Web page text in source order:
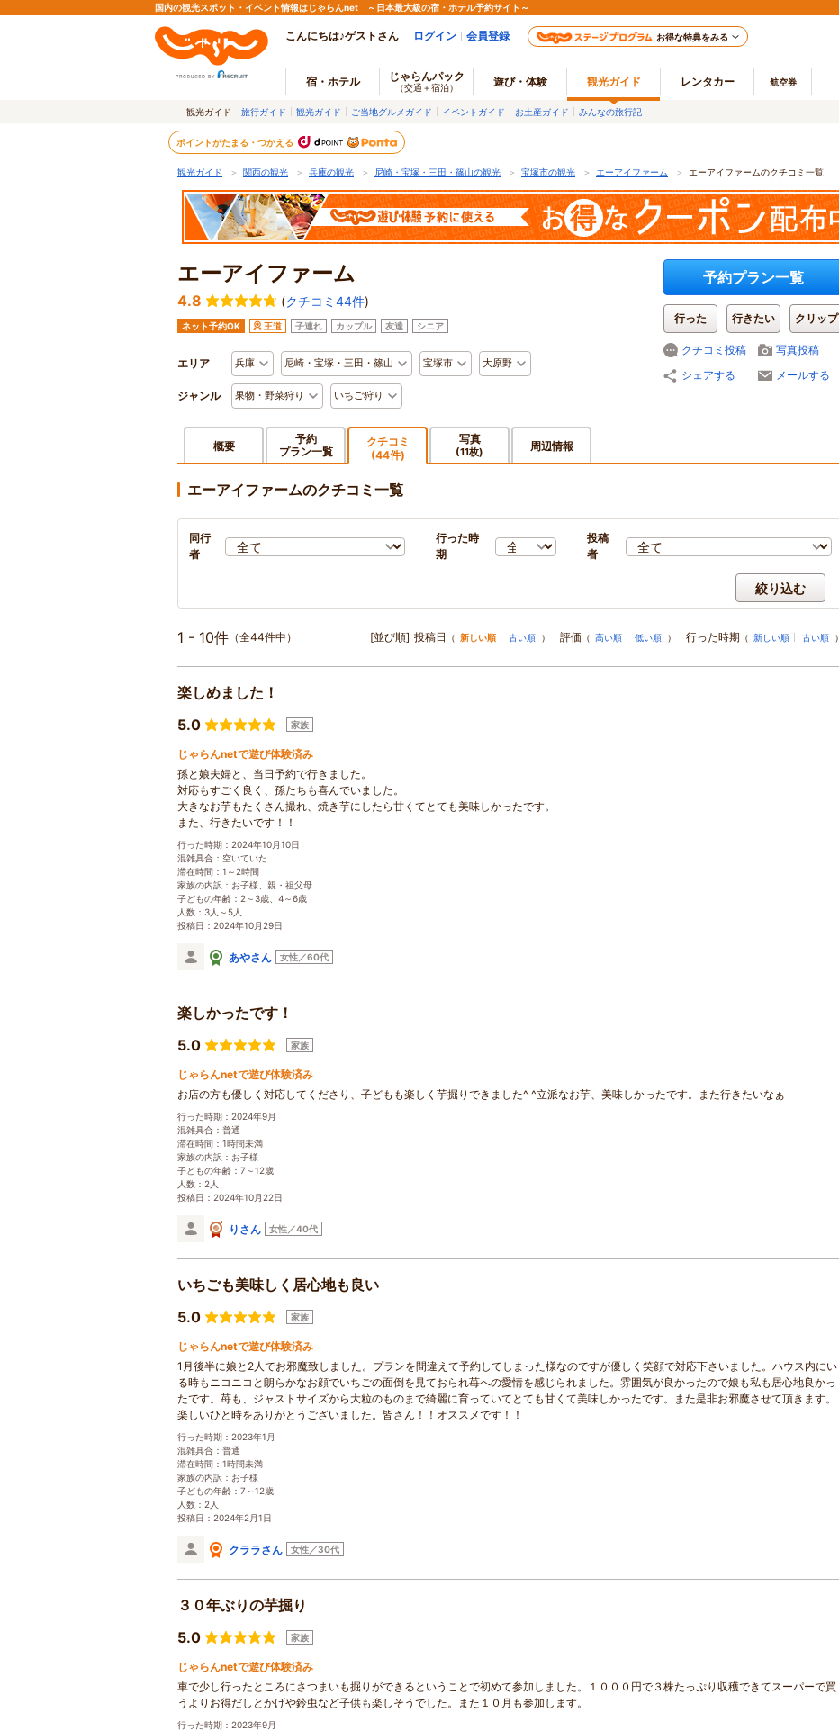
国内の観光スポット・イベント情報はじゃらんnet ～日本最大級の宿・ホテル予約サイト～
こんにちは♪ゲストさん ログイン 会員登録 お得な特典をみる
宿・ホテル じゃらんパック
（交通＋宿泊） 遊び・体験 観光ガイド レンタカー 航空券
観光ガイド 旅行ガイド 観光ガイド ご当地グルメガイド イベントガイド お土産ガイド みんなの旅行記
ポイントがたまる・つかえる
観光ガイド ＞ 関西の観光 ＞ 兵庫の観光 ＞ 尼崎・宝塚・三田・篠山の観光 ＞ 宝塚市の観光 ＞ エーアイファーム ＞ エーアイファームのクチコミ一覧
エーアイファーム
4.8 (クチコミ44件)
ネット予約OK 王道 子連れ カップル 友達 シニア
エリア 兵庫 尼崎・宝塚・三田・篠山 宝塚市 大原野
ジャンル 果物・野菜狩り いちご狩り
予約プラン一覧
行った 行きたい クリップ
クチコミ投稿
写真投稿
シェアする
メールする
概要
予約
プラン一覧
クチコミ
(44件)
写真
(11枚) 周辺情報
エーアイファームのクチコミ一覧
同行
者
行った時
期
投稿
者
絞り込む
1 - 10件 （全44件中） [並び順] 投稿日 （ 新しい順 古い順 ） 評価 （ 高い順 低い順 ） 行った時期 （ 新しい順 古い順 ）
楽しめました！
5.0
家族
じゃらんnetで遊び体験済み
孫と娘夫婦と、当日予約で行きました。
対応もすごく良く、孫たちも喜んでいました。
大きなお芋もたくさん撮れ、焼き芋にしたら甘くてとても美味しかったです。
また、行きたいです！！
行った時期：2024年10月10日
混雑具合：空いていた
滞在時間：1～2時間
家族の内訳：お子様、親・祖父母
子どもの年齢：2～3歳、4～6歳
人数：3人～5人
投稿日：2024年10月29日
あやさん 女性／60代
楽しかったです！
5.0
家族
じゃらんnetで遊び体験済み
お店の方も優しく対応してくださり、子どもも楽しく芋掘りできました^ ^立派なお芋、美味しかったです。また行きたいなぁ
行った時期：2024年9月
混雑具合：普通
滞在時間：1時間未満
家族の内訳：お子様
子どもの年齢：7～12歳
人数：2人
投稿日：2024年10月22日
りさん 女性／40代
いちごも美味しく居心地も良い
5.0
家族
じゃらんnetで遊び体験済み
1月後半に娘と2人でお邪魔致しました。プランを間違えて予約してしまった様なのですが優しく笑顔で対応下さいました。ハウス内にい
る時もニコニコと朗らかなお顔でいちごの面倒を見ておられ苺への愛情を感じられました。雰囲気が良かったので娘も私も居心地良かっ
たです。苺も、ジャストサイズから大粒のものまで綺麗に育っていてとても甘くて美味しかったです。また是非お邪魔させて頂きます。
楽しいひと時をありがとうございました。皆さん！！オススメです！！
行った時期：2023年1月
混雑具合：普通
滞在時間：1時間未満
家族の内訳：お子様
子どもの年齢：7～12歳
人数：2人
投稿日：2024年2月1日
クララさん 女性／30代
３０年ぶりの芋掘り
5.0
家族
じゃらんnetで遊び体験済み
車で少し行ったところにさつまいも掘りができるということで初めて参加しました。１０００円で３株たっぷり収穫できてスーパーで買
うよりお得だしとかげや鈴虫など子供も楽しそうでした。また１０月も参加します。
行った時期：2023年9月